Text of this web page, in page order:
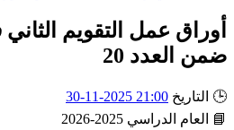
أوراق عمل التقويم
ضمن العدد 20
🕒 التاريخ 21:00 2025-11-30
📘
العام الدراسي 2025-2026